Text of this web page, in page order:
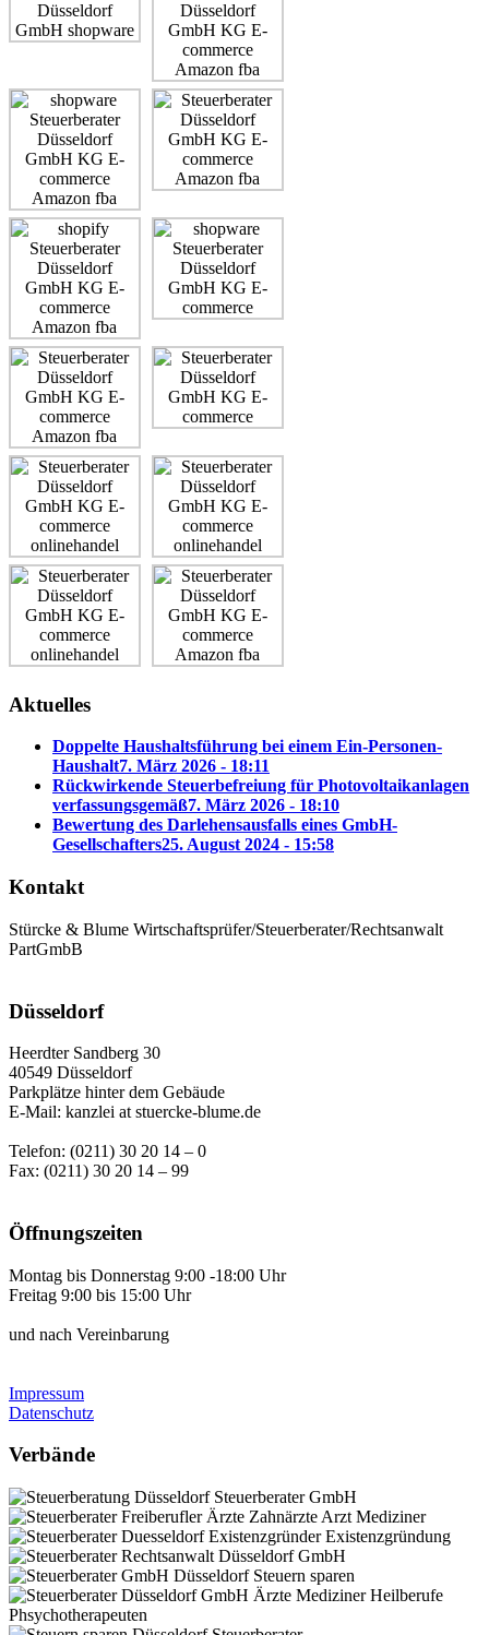
Aktuelles
Doppelte Haushaltsführung bei einem Ein-Personen-
Haushalt7. März 2026 - 18:11
Rückwirkende Steuerbefreiung für Photovoltaikanlagen
verfassungsgemäß7. März 2026 - 18:10
Bewertung des Darlehensausfalls eines GmbH-
Gesellschafters25. August 2024 - 15:58
Kontakt
Stürcke & Blume Wirtschaftsprüfer/Steuerberater/Rechtsanwalt
PartGmbB
Düsseldorf
Heerdter Sandberg 30
40549 Düsseldorf
Parkplätze hinter dem Gebäude
E-Mail: kanzlei at stuercke-blume.de
Telefon: (0211) 30 20 14 – 0
Fax: (0211) 30 20 14 – 99
Öffnungszeiten
Montag bis Donnerstag 9:00 -18:00 Uhr
Freitag 9:00 bis 15:00 Uhr
und nach Vereinbarung
Impressum
Datenschutz
Verbände